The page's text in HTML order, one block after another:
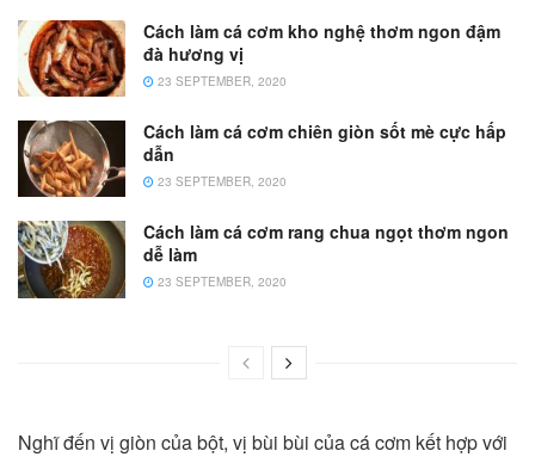
Cách làm cá cơm kho nghệ thơm ngon đậm
đà hương vị
23 SEPTEMBER, 2020
Cách làm cá cơm chiên giòn sốt mè cực hấp
dẫn
23 SEPTEMBER, 2020
Cách làm cá cơm rang chua ngọt thơm ngon
dễ làm
23 SEPTEMBER, 2020
Nghĩ đến vị giòn của bột, vị bùi bùi của cá cơm kết hợp với